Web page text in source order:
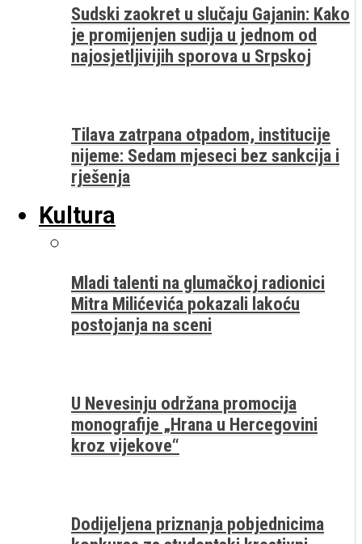
Sudski zaokret u slučaju Gajanin: Kako
je promijenjen sudija u jednom od
najosjetljivijih sporova u Srpskoj
Tilava zatrpana otpadom, institucije
nijeme: Sedam mjeseci bez sankcija i
rješenja
Kultura
Mladi talenti na glumačkoj radionici
Mitra Milićevića pokazali lakoću
postojanja na sceni
U Nevesinju održana promocija
monografije „Hrana u Hercegovini
kroz vijekove“
Dodijeljena priznanja pobjednicima